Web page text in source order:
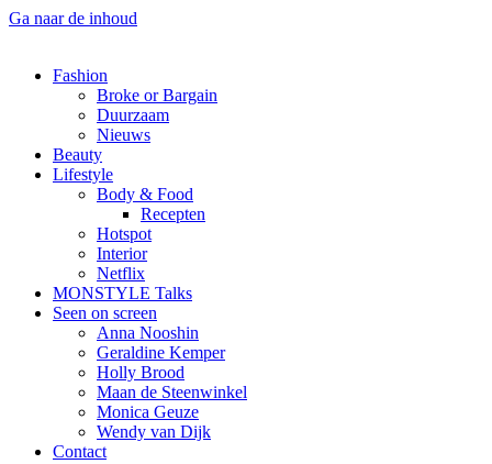
Ga naar de inhoud
Fashion
Broke or Bargain
Duurzaam
Nieuws
Beauty
Lifestyle
Body & Food
Recepten
Hotspot
Interior
Netflix
MONSTYLE Talks
Seen on screen
Anna Nooshin
Geraldine Kemper
Holly Brood
Maan de Steenwinkel
Monica Geuze
Wendy van Dijk
Contact